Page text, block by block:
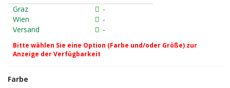
Graz
-
Wien
-
Versand
-
Bitte wählen Sie eine Option (Farbe und/oder Größe) zur
Anzeige der Verfügbarkeit
Farbe